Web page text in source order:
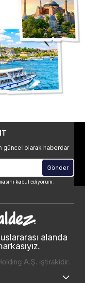
güncel olarak haberdar
Gönder
kabul ediyorum.
alanda
A.Ş. iştirakidir.